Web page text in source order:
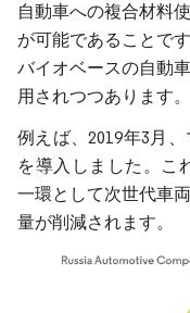
自動車への複合材料
が可能であることで
バイオベースの自動
用されつつあります。
例えば、2019年3月
を導入しました。こ
一環として次世代車
量が削減されます。